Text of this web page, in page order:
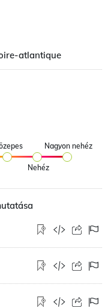
atlantique
Nehéz
Nagyon nehéz